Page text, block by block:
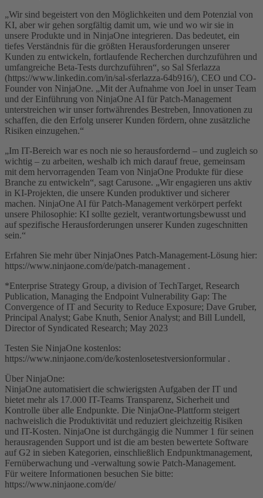
„Wir sind begeistert von den Möglichkeiten und dem Potenzial von
KI, aber wir gehen sorgfältig damit um, wie und wo wir sie in
unsere Produkte und in NinjaOne integrieren. Das bedeutet, ein
tiefes Verständnis für die größten Herausforderungen unserer
Kunden zu entwickeln, fortlaufende Recherchen durchzuführen und
umfangreiche Beta-Tests durchzuführen“, so Sal Sferlazza
(https://www.linkedin.com/in/sal-sferlazza-64b916/), CEO und CO-
Founder von NinjaOne. „Mit der Aufnahme von Joel in unser Team
und der Einführung von NinjaOne AI für Patch-Management
unterstreichen wir unser fortwährendes Bestreben, Innovationen zu
schaffen, die den Erfolg unserer Kunden fördern, ohne zusätzliche
Risiken einzugehen.“
„Im IT-Bereich war es noch nie so herausfordernd – und zugleich so
wichtig – zu arbeiten, weshalb ich mich darauf freue, gemeinsam
mit dem hervorragenden Team von NinjaOne Produkte für diese
Branche zu entwickeln“, sagt Carusone. „Wir engagieren uns aktiv
in KI-Projekten, die unsere Kunden produktiver und sicherer
machen. NinjaOne AI für Patch-Management verkörpert perfekt
unsere Philosophie: KI sollte gezielt, verantwortungsbewusst und
auf spezifische Herausforderungen unserer Kunden zugeschnitten
sein.“
Erfahren Sie mehr über NinjaOnes Patch-Management-Lösung hier:
https://www.ninjaone.com/de/patch-management .
*Enterprise Strategy Group, a division of TechTarget, Research
Publication, Managing the Endpoint Vulnerability Gap: The
Convergence of IT and Security to Reduce Exposure; Dave Gruber,
Principal Analyst; Gabe Knuth, Senior Analyst; and Bill Lundell,
Director of Syndicated Research; May 2023
Testen Sie NinjaOne kostenlos:
https://www.ninjaone.com/de/kostenlosetestversionformular .
Über NinjaOne:
NinjaOne automatisiert die schwierigsten Aufgaben der IT und
bietet mehr als 17.000 IT-Teams Transparenz, Sicherheit und
Kontrolle über alle Endpunkte. Die NinjaOne-Plattform steigert
nachweislich die Produktivität und reduziert gleichzeitig Risiken
und IT-Kosten. NinjaOne ist durchgängig die Nummer 1 für seinen
herausragenden Support und ist die am besten bewertete Software
auf G2 in sieben Kategorien, einschließlich Endpunktmanagement,
Fernüberwachung und -verwaltung sowie Patch-Management.
Für weitere Informationen besuchen Sie bitte:
https://www.ninjaone.com/de/